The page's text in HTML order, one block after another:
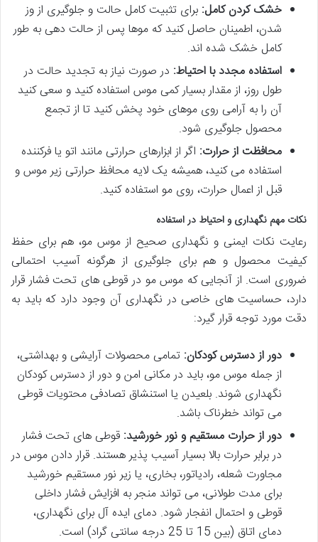
خشک کردن کامل: برای تثبیت کامل حالت و جلوگیری از وز
شدن، اطمینان حاصل کنید که موها پس از حالت دهی به طور
کامل خشک شده اند.
استفاده مجدد با احتیاط: در صورت نیاز به تجدید حالت در
طول روز، از مقدار بسیار کمی موس استفاده کنید و سعی کنید
آن را به آرامی روی موهای خود پخش کنید تا از تجمع
محصول جلوگیری شود.
محافظت از حرارت: اگر از ابزارهای حرارتی مانند اتو یا فرکننده
استفاده می کنید، همیشه یک لایه محافظ حرارتی زیر موس و
قبل از اعمال حرارت، روی مو استفاده کنید.
نکات مهم نگهداری و احتیاط در استفاده
رعایت نکات ایمنی و نگهداری صحیح از موس مو، هم برای حفظ
کیفیت محصول و هم برای جلوگیری از هرگونه آسیب احتمالی
ضروری است. از آنجایی که موس مو در قوطی های تحت فشار قرار
دارد، حساسیت های خاصی در نگهداری آن وجود دارد که باید به
دقت مورد توجه قرار گیرد:
دور از دسترس کودکان: تمامی محصولات آرایشی و بهداشتی،
از جمله موس مو، باید در مکانی امن و دور از دسترس کودکان
نگهداری شوند. بلعیدن یا استنشاق تصادفی محتویات قوطی
می تواند خطرناک باشد.
دور از حرارت مستقیم و نور خورشید: قوطی های تحت فشار
در برابر حرارت بالا بسیار آسیب پذیر هستند. قرار دادن موس در
مجاورت شعله، رادیاتور، بخاری، یا زیر نور مستقیم خورشید
برای مدت طولانی، می تواند منجر به افزایش فشار داخلی
قوطی و احتمال انفجار شود. دمای ایده آل برای نگهداری،
دمای اتاق (بین 15 تا 25 درجه سانتی گراد) است.